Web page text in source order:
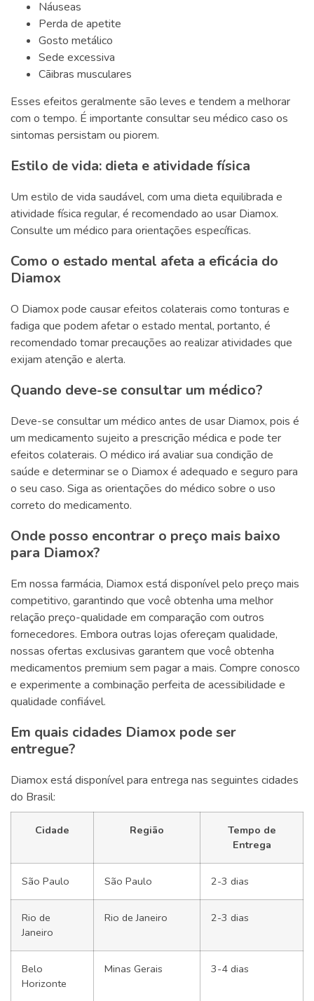
Náuseas
Perda de apetite
Gosto metálico
Sede excessiva
Cãibras musculares
Esses efeitos geralmente são leves e tendem a melhorar
com o tempo. É importante consultar seu médico caso os
sintomas persistam ou piorem.
Estilo de vida: dieta e atividade física
Um estilo de vida saudável, com uma dieta equilibrada e
atividade física regular, é recomendado ao usar Diamox.
Consulte um médico para orientações específicas.
Como o estado mental afeta a eficácia do
Diamox
O Diamox pode causar efeitos colaterais como tonturas e
fadiga que podem afetar o estado mental, portanto, é
recomendado tomar precauções ao realizar atividades que
exijam atenção e alerta.
Quando deve-se consultar um médico?
Deve-se consultar um médico antes de usar Diamox, pois é
um medicamento sujeito a prescrição médica e pode ter
efeitos colaterais. O médico irá avaliar sua condição de
saúde e determinar se o Diamox é adequado e seguro para
o seu caso. Siga as orientações do médico sobre o uso
correto do medicamento.
Onde posso encontrar o preço mais baixo
para Diamox?
Em nossa farmácia, Diamox está disponível pelo preço mais
competitivo, garantindo que você obtenha uma melhor
relação preço-qualidade em comparação com outros
fornecedores. Embora outras lojas ofereçam qualidade,
nossas ofertas exclusivas garantem que você obtenha
medicamentos premium sem pagar a mais. Compre conosco
e experimente a combinação perfeita de acessibilidade e
qualidade confiável.
Em quais cidades Diamox pode ser
entregue?
Diamox está disponível para entrega nas seguintes cidades
do Brasil:
Cidade Região
Tempo de
Entrega
São Paulo São Paulo 2-3 dias
Rio de
Janeiro
Rio de Janeiro 2-3 dias
Belo
Horizonte
Minas Gerais 3-4 dias